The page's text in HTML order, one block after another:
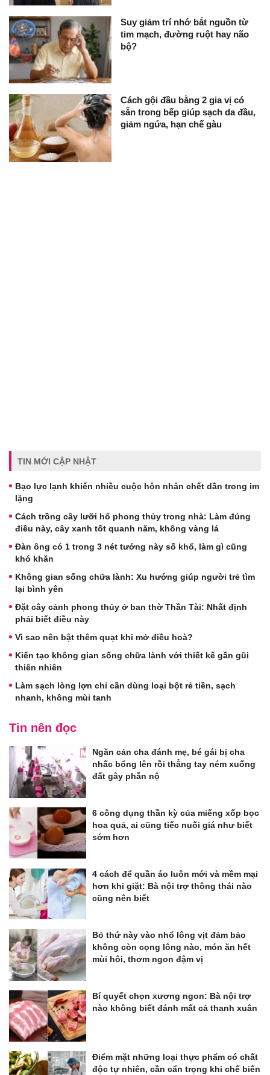
Suy giảm trí nhớ bắt nguồn từ
tim mạch, đường ruột hay não
bộ?
Cách gội đầu bằng 2 gia vị có
sẵn trong bếp giúp sạch da đầu,
giảm ngứa, hạn chế gàu
TIN MỚI CẬP NHẬT
Bạo lực lạnh khiến nhiều cuộc hôn nhân chết dần trong im
lặng
Cách trồng cây lưỡi hổ phong thủy trong nhà: Làm đúng
điều này, cây xanh tốt quanh năm, không vàng lá
Đàn ông có 1 trong 3 nét tướng này số khổ, làm gì cũng
khó khăn
Không gian sống chữa lành: Xu hướng giúp người trẻ tìm
lại bình yên
Đặt cây cảnh phong thủy ở ban thờ Thần Tài: Nhất định
phải biết điều này
Vì sao nên bật thêm quạt khi mở điều hoà?
Kiến tạo không gian sống chữa lành với thiết kế gần gũi
thiên nhiên
Làm sạch lòng lợn chỉ cần dùng loại bột rẻ tiền, sạch
nhanh, không mùi tanh
Tin nên đọc
Ngăn cản cha đánh mẹ, bé gái bị cha
nhấc bổng lên rồi thẳng tay ném xuống
đất gây phẫn nộ
6 công dụng thần kỳ của miếng xốp bọc
hoa quả, ai cũng tiếc nuối giá như biết
sớm hơn
4 cách để quần áo luôn mới và mềm mại
hơn khi giặt: Bà nội trợ thông thái nào
cũng nên biết
Bỏ thứ này vào nhổ lông vịt đảm bảo
không còn cọng lông nào, món ăn hết
mùi hôi, thơm ngon đậm vị
Bí quyết chọn xương ngon: Bà nội trợ
nào không biết đánh mất cả thanh xuân
Điểm mặt những loại thực phẩm có chất
độc tự nhiên, cần cẩn trọng khi chế biến